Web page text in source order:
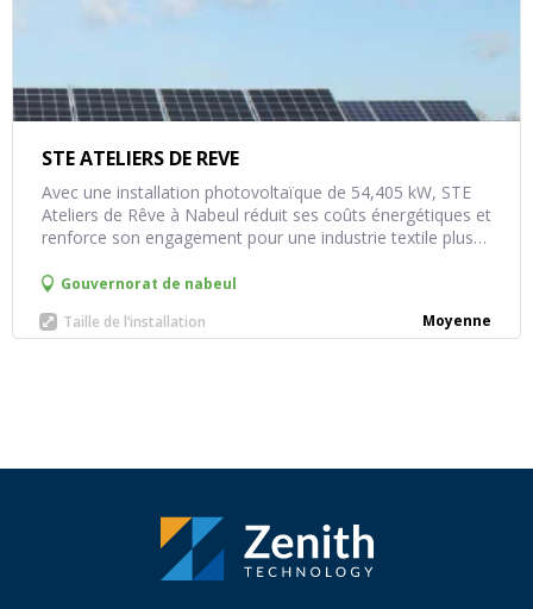
STE ATELIERS DE REVE
Avec une installation photovoltaïque de 54,405 kW, STE
Ateliers de Rêve à Nabeul réduit ses coûts énergétiques et
renforce son engagement pour une industrie textile plus
Gouvernorat de nabeul
Taille de l’installation
Moyenne